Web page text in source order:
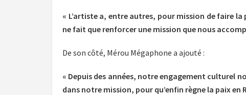
« L’artiste a, entre autres, pour mission de faire
ne fait que renforcer une mission que nous
De son côté, Mérou Mégaphone a ajouté :
« Depuis des années, notre engagement culturel
dans notre mission, pour qu’enfin règne la paix en